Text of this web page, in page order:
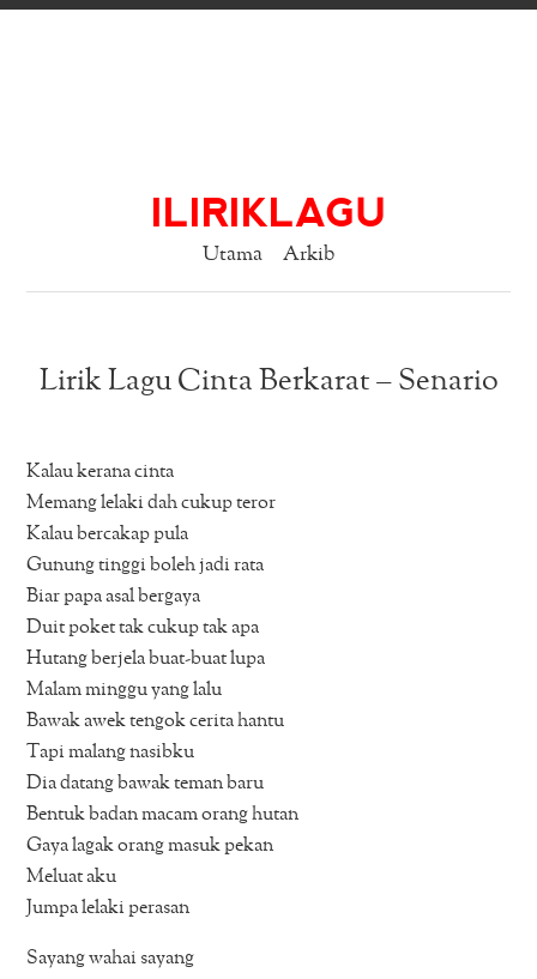
ILIRIKLAGU
Utama Arkib
Lirik Lagu Cinta Berkarat – Senario
Kalau kerana cinta
Memang lelaki dah cukup teror
Kalau bercakap pula
Gunung tinggi boleh jadi rata
Biar papa asal bergaya
Duit poket tak cukup tak apa
Hutang berjela buat-buat lupa
Malam minggu yang lalu
Bawak awek tengok cerita hantu
Tapi malang nasibku
Dia datang bawak teman baru
Bentuk badan macam orang hutan
Gaya lagak orang masuk pekan
Meluat aku
Jumpa lelaki perasan
Sayang wahai sayang